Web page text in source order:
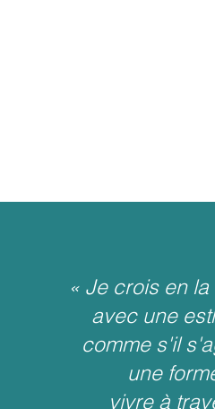
« Je crois en
avec une
comme s'il
une
vivre à